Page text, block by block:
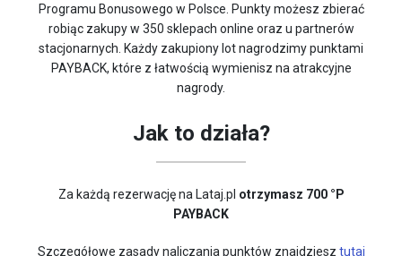
Programu Bonusowego w Polsce. Punkty możesz zbierać
robiąc zakupy w 350 sklepach online oraz u partnerów
stacjonarnych. Każdy zakupiony lot nagrodzimy punktami
PAYBACK, które z łatwością wymienisz na atrakcyjne
nagrody.
Jak to działa?
Za każdą rezerwację na Lataj.pl otrzymasz 700 °P
PAYBACK
Szczegółowe zasady naliczania punktów znajdziesz tutaj